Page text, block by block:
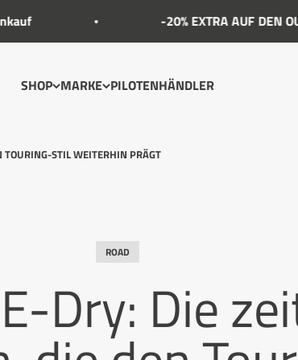
-20% EXTRA AUF DEN OUTLET-
SHOP MARKE PILOTENHÄNDLER
TOURING-STIL WEITERHIN PRÄGT
ROAD
Dry: Die